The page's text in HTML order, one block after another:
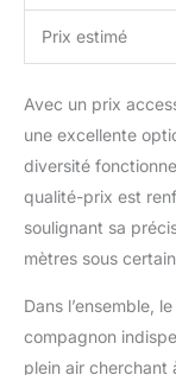
Prix estimé
Avec un prix
une excellente
diversité
qualité-prix est
soulignant sa
mètres sous
Dans l’ensemble,
compagnon
plein air cherchant